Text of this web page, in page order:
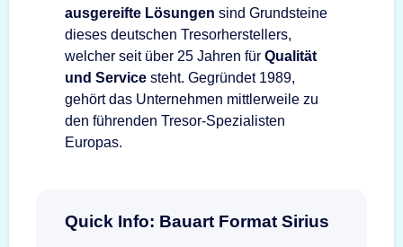
ausgereifte Lösungen sind Grundsteine
dieses deutschen Tresorherstellers,
welcher seit über 25 Jahren für Qualität
und Service steht. Gegründet 1989,
gehört das Unternehmen mittlerweile zu
den führenden Tresor-Spezialisten
Europas.
Quick Info: Bauart Format Sirius